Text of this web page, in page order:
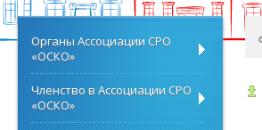
Органы Ассоциации СРО
«ОСКО»
Членство в Ассоциации СРО
«ОСКО»